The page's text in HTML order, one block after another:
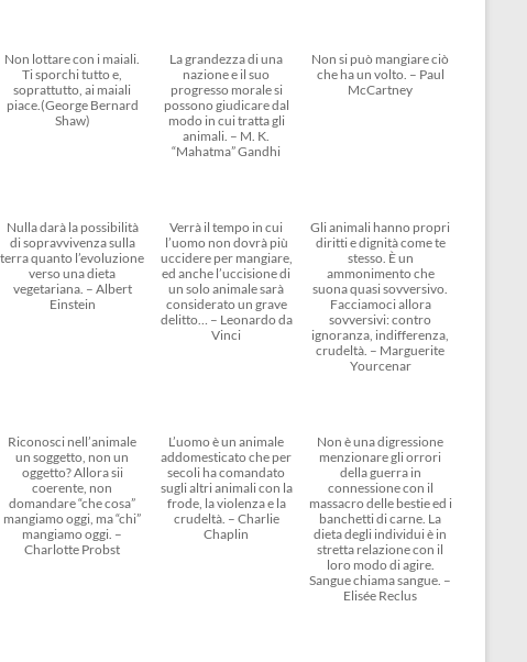
Non lottare con i maiali.
Ti sporchi tutto e,
soprattutto, ai maiali
piace.(George Bernard
Shaw)
La grandezza di una
nazione e il suo
progresso morale si
possono giudicare dal
modo in cui tratta gli
animali. – M. K.
“Mahatma” Gandhi
Non si può mangiare ciò
che ha un volto. – Paul
McCartney
Nulla darà la possibilità
di sopravvivenza sulla
terra quanto l’evoluzione
verso una dieta
vegetariana. – Albert
Einstein
Verrà il tempo in cui
l’uomo non dovrà più
uccidere per mangiare,
ed anche l’uccisione di
un solo animale sarà
considerato un grave
delitto… – Leonardo da
Vinci
Gli animali hanno propri
diritti e dignità come te
stesso. È un
ammonimento che
suona quasi sovversivo.
Facciamoci allora
sovversivi: contro
ignoranza, indifferenza,
crudeltà. – Marguerite
Yourcenar
Riconosci nell’animale
un soggetto, non un
oggetto? Allora sii
coerente, non
domandare “che cosa”
mangiamo oggi, ma “chi”
mangiamo oggi. –
Charlotte Probst
L’uomo è un animale
addomesticato che per
secoli ha comandato
sugli altri animali con la
frode, la violenza e la
crudeltà. – Charlie
Chaplin
Non è una digressione
menzionare gli orrori
della guerra in
connessione con il
massacro delle bestie ed i
banchetti di carne. La
dieta degli individui è in
stretta relazione con il
loro modo di agire.
Sangue chiama sangue. –
Elisée Reclus